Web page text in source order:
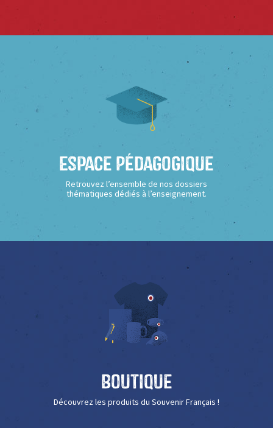
Espace Pédagogique
Retrouvez l’ensemble de nos dossiers
thématiques dédiés à l’enseignement.
Boutique
Découvrez les produits du Souvenir Français !